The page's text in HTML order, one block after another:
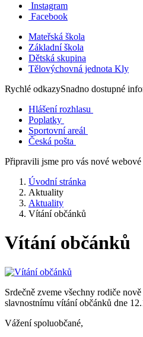
Instagram
Facebook
Mateřská škola
Základní škola
Dětská skupina
Tělovýchovná jednota Kly
Rychlé odkazySnadno dostupné
Hlášení rozhlasu
Poplatky
Sportovní areál
Česká pošta
Připravili jsme pro vás nové webové
Úvodní stránka
Aktuality
Aktuality
Vítání občánků
Vítání občánků
Srdečně zveme všechny rodiče
slavnostnímu vítání občánků dne
Vážení spoluobčané,